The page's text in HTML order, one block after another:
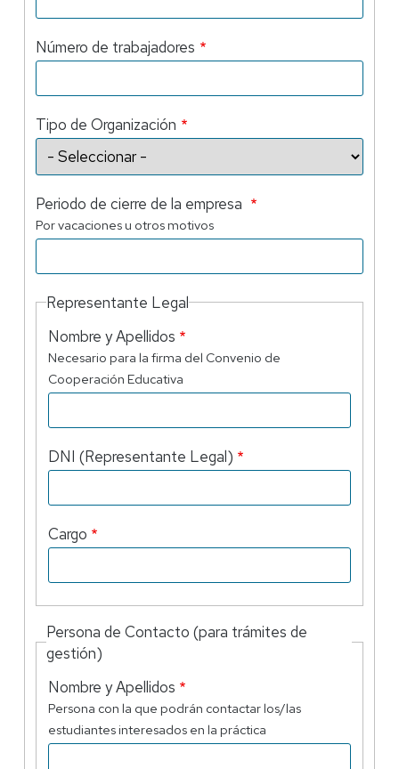
Número de trabajadores
Tipo de Organización
Periodo de cierre de la empresa
Por vacaciones u otros motivos
Representante Legal
Nombre y Apellidos
Necesario para la firma del Convenio de
Cooperación Educativa
DNI (Representante Legal)
Cargo
Persona de Contacto (para trámites de
gestión)
Nombre y Apellidos
Persona con la que podrán contactar los/las
estudiantes interesados en la práctica